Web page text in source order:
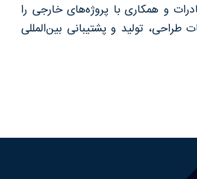
تماس با ما
و همکاری با پروژه‌های خارجی را
طراحی، تولید و پشتیبانی بین‌المللی